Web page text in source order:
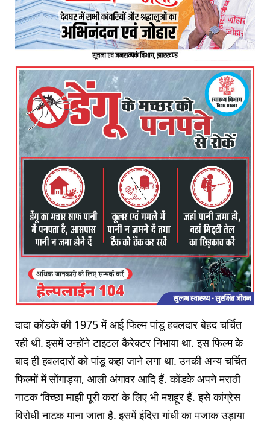
दादा कोंडके की 1975 में आई फिल्‍म पांडू हवलदार बेहद चर्चित
रही थी. इसमें उन्होंने टाइटल कैरेक्‍टर निभाया था. इस फिल्‍म के
बाद ही हवलदारों को पांडू कहा जाने लगा था. उनकी अन्‍य चर्चित
फिल्‍मों में सोंगाड्या, आली अंगावर आदि हैं. कोंडके अपने मराठी
नाटक ‘विच्छा माझी पूरी करा’ के लिए भी मशहूर हैं. इसे कांग्रेस
विरोधी नाटक माना जाता है. इसमें इंदिरा गांधी का मजाक उड़ाया